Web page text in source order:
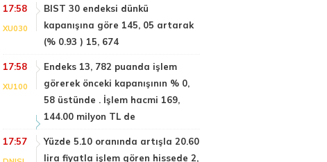
17:58
XU030
BIST 30 endeksi dünkü
kapanışına göre 145, 05 artarak
(% 0.93 ) 15, 674
17:58
XU100
Endeks 13, 782 puanda işlem
görerek önceki kapanışının % 0,
58 üstünde . İşlem hacmi 169,
144.00 milyon TL de
17:57
Yüzde 5.10 oranında artışla 20.60
lira fiyatla işlem gören hissede 2,